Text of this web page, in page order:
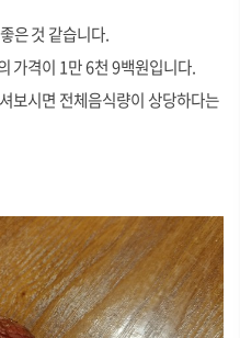
은 것 같습니다.
가격이 1만 6천 9백원입니다.
보시면 전체음식량이 상당하다는